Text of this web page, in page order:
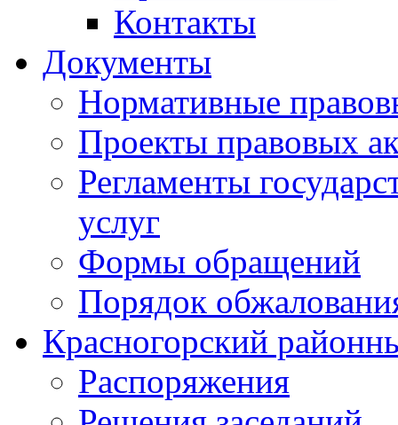
Контакты
Документы
Нормативные
Проекты правовых
Регламенты
услуг
Формы обращений
Порядок
Красногорский
Распоряжения